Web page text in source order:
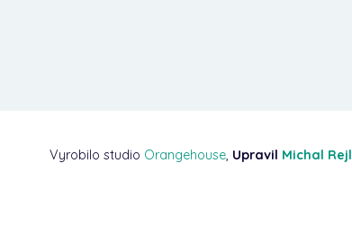
Vyrobilo studio Orangehouse, Upravil Michal Rejl